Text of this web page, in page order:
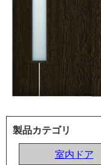
製品カテゴリ
室内ドア